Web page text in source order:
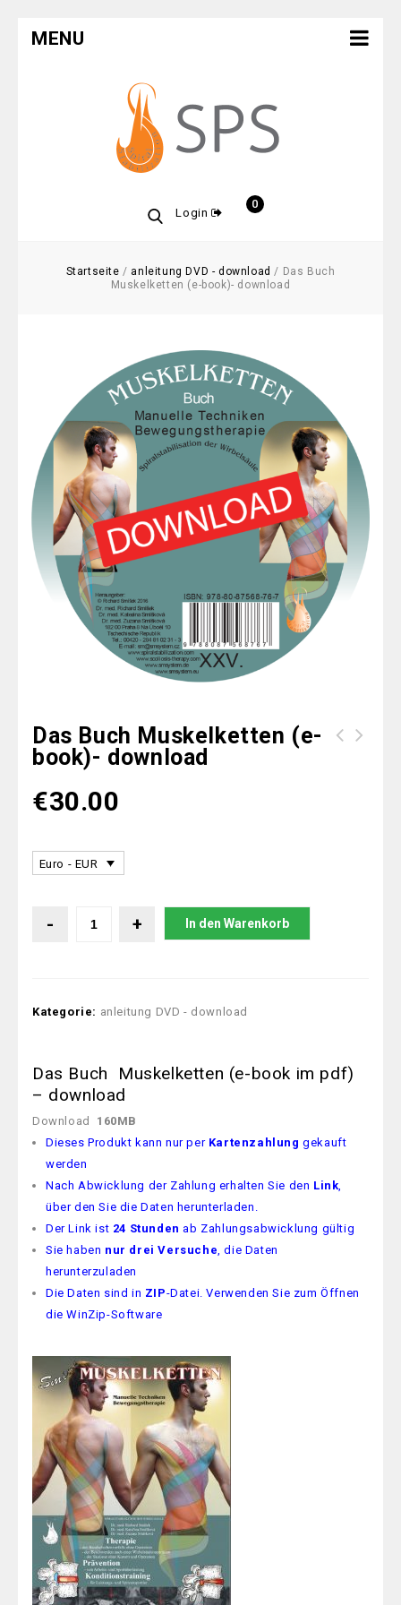
MENU
Login
0
Startseite / anleitung DVD - download / Das Buch
Muskelketten (e-book)- download
Das Buch Muskelketten (e-
book)- download
€30.00
Euro - EUR
In den Warenkorb
Kategorie: anleitung DVD - download
Das Buch Muskelketten (e-book im pdf)
– download
Download 160MB
Dieses Produkt kann nur per Kartenzahlung gekauft
werden
Nach Abwicklung der Zahlung erhalten Sie den Link
über den Sie die Daten herunterladen.
Der Link ist 24 Stunden ab Zahlungsabwicklung gültig
Sie haben nur drei Versuche , die Daten
herunterzuladen
Die Daten sind in ZIP-Datei. Verwenden Sie zum Öffnen
die WinZip-Software